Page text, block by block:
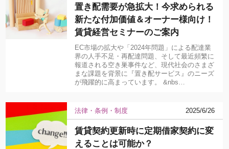
置き配需要が急拡大！今求められる
新たな付加価値＆オーナー様向け！
賃貸経営セミナーのご案内
EC市場の拡大や「2024年問題」による配達業
界の人手不足・再配達問題、そして最近頻繁に
報道される空き巣事件など、現代社会のさまざ
まな課題を背景に『置き配サービス』のニーズ
が飛躍的に高まっています。 &nbs…
法律・条例・制度 2025/6/26
賃貸契約更新時に定期借家契約に変
えることは可能か？